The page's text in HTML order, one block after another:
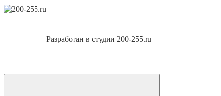
Разработан в студии 200-255.ru